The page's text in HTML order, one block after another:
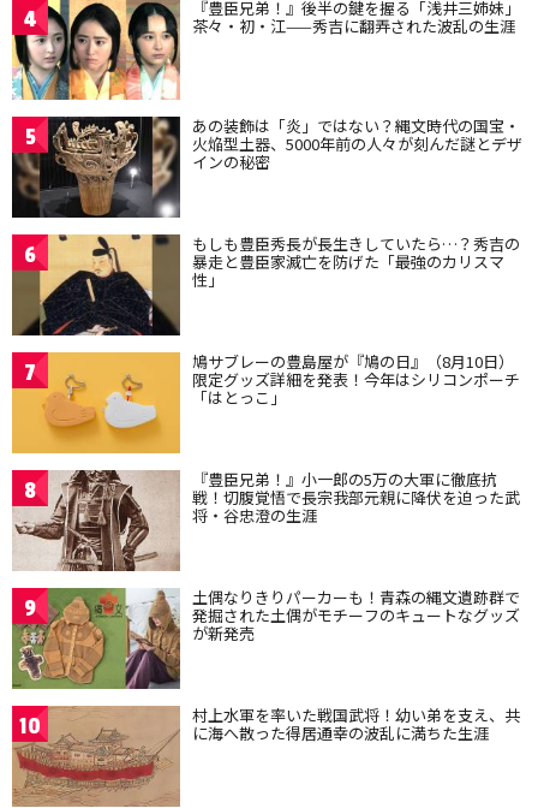
4 『豊臣兄弟！』後半の鍵を握る「浅井三姉妹」
茶々・初・江——秀吉に翻弄された波乱の生涯
5 あの装飾は「炎」ではない？縄文時代の国宝・
火焔型土器、5000年前の人々が刻んだ謎とデザ
インの秘密
6 もしも豊臣秀長が長生きしていたら…？秀吉の
暴走と豊臣家滅亡を防げた「最強のカリスマ
性」
7 鳩サブレーの豊島屋が『鳩の日』（8月10日）
限定グッズ詳細を発表！今年はシリコンポーチ
「はとっこ」
8 『豊臣兄弟！』小一郎の5万の大軍に徹底抗
戦！切腹覚悟で長宗我部元親に降伏を迫った武
将・谷忠澄の生涯
9 土偶なりきりパーカーも！青森の縄文遺跡群で
発掘された土偶がモチーフのキュートなグッズ
が新発売
10 村上水軍を率いた戦国武将！幼い弟を支え、共
に海へ散った得居通幸の波乱に満ちた生涯